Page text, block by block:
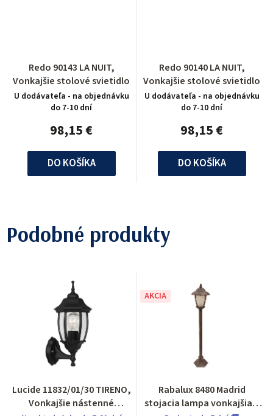
Redo 90143 LA NUIT,
Vonkajšie stolové svietidlo
U dodávateľa - na objednávku
do 7-10 dní
98,15 €
DO KOŠÍKA
Redo 90140 LA NUIT,
Vonkajšie stolové svietidlo
U dodávateľa - na objednávku
do 7-10 dní
98,15 €
DO KOŠÍKA
Podobné produkty
Lucide 11832/01/30 TIRENO,
Vonkajšie nástenné
AKCIA
Rabalux 8480 Madrid
stojacia lampa vonkajšia 1